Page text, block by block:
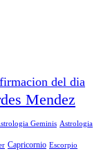
del dia
Mendez
Geminis Astrologia
Capricornio Escorpio